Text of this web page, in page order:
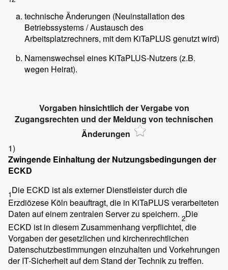
technische Änderungen (Neuinstallation des
Betriebssystems / Austausch des
Arbeitsplatzrechners, mit dem KiTaPLUS genutzt wird)
Namenswechsel eines KiTaPLUS-Nutzers (z.B.
wegen Heirat).
Vorgaben hinsichtlich der Vergabe von
Zugangsrechten und der Meldung von technischen
Änderungen
1)
Zwingende Einhaltung der Nutzungsbedingungen der
ECKD
1Die ECKD ist als externer Dienstleister durch die
Erzdiözese Köln beauftragt, die in KiTaPLUS verarbeiteten
Daten auf einem zentralen Server zu speichern. 2Die
ECKD ist in diesem Zusammenhang verpflichtet, die
Vorgaben der gesetzlichen und kirchenrechtlichen
Datenschutzbestimmungen einzuhalten und Vorkehrungen
der IT-Sicherheit auf dem Stand der Technik zu treffen.